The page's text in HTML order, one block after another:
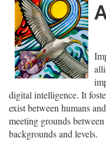
digital intelligence. It
exist between humans
meeting grounds
backgrounds and levels.